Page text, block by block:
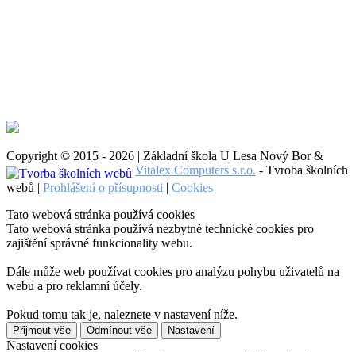
Copyright © 2015 - 2026 | Základní škola U Lesa Nový Bor &
Vitalex Computers s.r.o. - Tvroba školních
webů | Prohlášení o přísupnosti | Cookies
Tato webová stránka používá cookies
Tato webová stránka používá nezbytné technické cookies pro
zajištění správné funkcionality webu.
Dále může web používat cookies pro analýzu pohybu uživatelů na
webu a pro reklamní účely.
Pokud tomu tak je, naleznete v nastavení níže.
Přijmout vše Odmínout vše Nastavení
Nastavení cookies